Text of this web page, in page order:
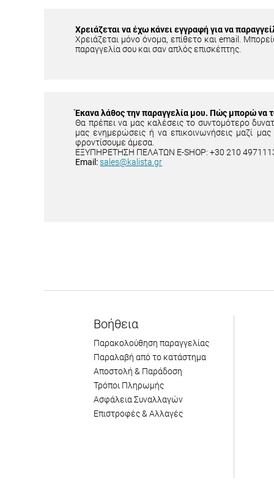
Χρειάζεται να έχω κάνει εγγραφή για να
Χρειάζεται μόνο όνομα, επίθετο και email.
παραγγελία σου και σαν απλός επισκέπτης.
Έκανα λάθος την παραγγελία μου. Πώς μπορώ να
Θα πρέπει να μας καλέσεις το συντομότερο
μας ενημερώσεις ή να επικοινωνήσεις μαζί
φροντίσουμε άμεσα.
ΕΞΥΠΗΡΕΤΗΣΗ ΠΕΛΑΤΩΝ E-SHOP: +30 210
Email: sales@kalista.gr
Βοήθεια
Παρακολούθηση παραγγελίας
Παραλαβή από το κατάστημα
Αποστολή & Παράδοση
Τρόποι Πληρωμής
Ασφάλεια Συναλλαγών
Επιστροφές & Αλλαγές